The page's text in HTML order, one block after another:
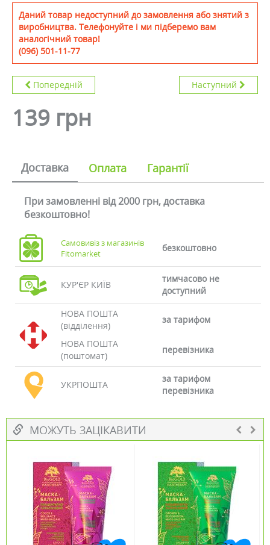
Даний товар недоступний до замовлення або знятий з
виробництва. Телефонуйте і ми підберемо вам
аналогічний товар!
(096) 501-11-77
Попередній Наступний
139 грн
Доставка Оплата Гарантії
При замовленні від 2000 грн, доставка
безкоштовно!
Самовивіз з магазинів
Fitomarket
безкоштовно
КУР'ЄР КИЇВ
тимчасово не
доступний
НОВА ПОШТА
(відділення)
за тарифом
НОВА ПОШТА
(поштомат)
перевізника
УКРПОШТА
за тарифом
перевізника
МОЖУТЬ ЗАЦІКАВИТИ